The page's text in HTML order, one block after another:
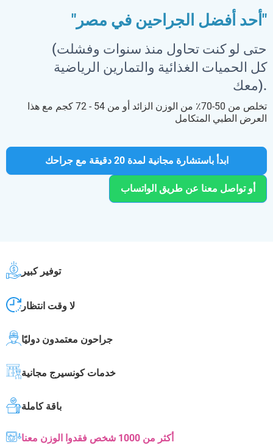
"أحد أفضل الجراحين في مصر"
(حتى لو كنت تحاول منذ سنوات وفشلت
كل الحميات الغذائية والتمارين الرياضية
معك).
تخلص من 50-70٪ من الوزن الزائد أو من 54 - 72 كجم مع هذا
العرض الطبي المتكامل
أو تواصل معنا عن طريق الواتساب
ابدأ باستشارة مجانية لمدة 20 دقيقة مع جراحك
توفير كبير
لا وقت انتظار
جراحون معتمدون دوليًا
خدمات كونسيرج مجانية
باقة كاملة
أكثر من 1000 شخص فقدوا الوزن معنا